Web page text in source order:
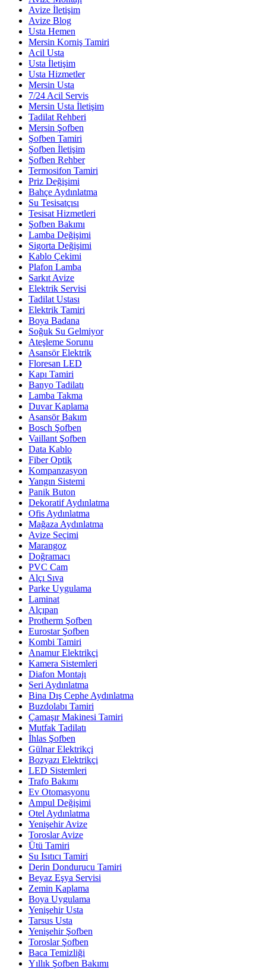
Avize İletişim
Avize Blog
Usta Hemen
Mersin Korniş Tamiri
Acil Usta
Usta İletişim
Usta Hizmetler
Mersin Usta
7/24 Acil Servis
Mersin Usta İletişim
Tadilat Rehberi
Mersin Şofben
Şofben Tamiri
Şofben İletişim
Şofben Rehber
Termosifon Tamiri
Priz Değişimi
Bahçe Aydınlatma
Su Tesisatçısı
Tesisat Hizmetleri
Şofben Bakımı
Lamba Değişimi
Sigorta Değişimi
Kablo Çekimi
Plafon Lamba
Sarkıt Avize
Elektrik Servisi
Tadilat Ustası
Elektrik Tamiri
Boya Badana
Soğuk Su Gelmiyor
Ateşleme Sorunu
Asansör Elektrik
Floresan LED
Kapı Tamiri
Banyo Tadilatı
Lamba Takma
Duvar Kaplama
Asansör Bakım
Bosch Şofben
Vaillant Şofben
Data Kablo
Fiber Optik
Kompanzasyon
Yangın Sistemi
Panik Buton
Dekoratif Aydınlatma
Ofis Aydınlatma
Mağaza Aydınlatma
Avize Seçimi
Marangoz
Doğramacı
PVC Cam
Alçı Sıva
Parke Uygulama
Laminat
Alçıpan
Protherm Şofben
Eurostar Şofben
Kombi Tamiri
Anamur Elektrikçi
Kamera Sistemleri
Diafon Montajı
Seri Aydınlatma
Bina Dış Cephe Aydınlatma
Buzdolabı Tamiri
Çamaşır Makinesi Tamiri
Mutfak Tadilatı
İhlas Şofben
Gülnar Elektrikçi
Bozyazı Elektrikçi
LED Sistemleri
Trafo Bakımı
Ev Otomasyonu
Ampul Değişimi
Otel Aydınlatma
Yenişehir Avize
Toroslar Avize
Ütü Tamiri
Su Isıtıcı Tamiri
Derin Dondurucu Tamiri
Beyaz Eşya Servisi
Zemin Kaplama
Boya Uygulama
Yenişehir Usta
Tarsus Usta
Yenişehir Şofben
Toroslar Şofben
Baca Temizliği
Yıllık Şofben Bakımı